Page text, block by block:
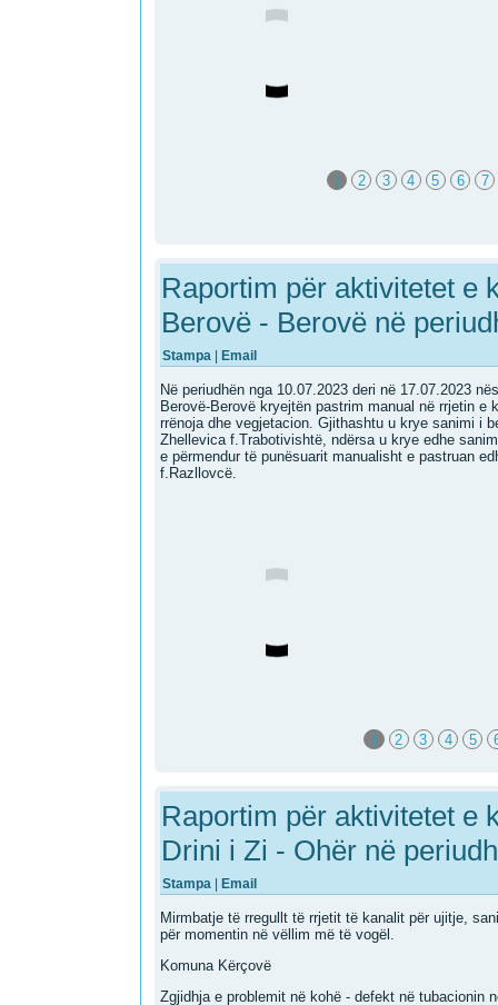
1 2 3 4 5 6 7
Raportim për aktivitetet e
Berovë - Berovë në
Stampa Email
Në periudhën nga 10.07.2023 deri në 17.07.2023
Berovë-Berovë kryejtën pastrim manual në rrjetin
rrënoja dhe vegjetacion. Gjithashtu u krye sanimi i
Zhellevica f.Trabotivishtë, ndërsa u krye edhe
e përmendur të punësuarit manualisht e pastruan
f.Razllovcë.
1 2 3 4 5
Raportim për aktivitetet e
Drini i Zi - Ohër në
Stampa Email
Mirmbatje të rregullt të rrjetit të kanalit për ujitje,
për momentin në vëllim më të vogël.
Komuna Kërçovë
Zgjidhja e problemit në kohë - defekt në tubacionin